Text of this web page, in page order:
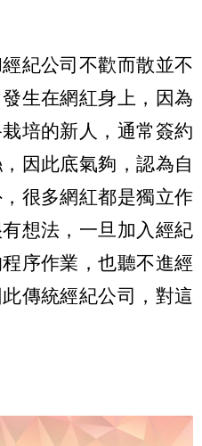
紀公司不歡而散並不
生在網紅身上，因為
培的新人，通常簽約
因此底氣夠，認為自
很多網紅都是獨立作
想法，一旦加入經紀
序作業，也聽不進經
傳統經紀公司，對這